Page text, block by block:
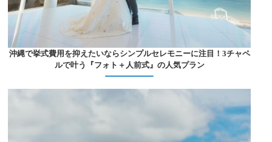
沖縄で挙式費用を抑えたいならシンプルセレモニーに注目！3チャペ
ルで叶う『フォト＋人前式』の人気プラン